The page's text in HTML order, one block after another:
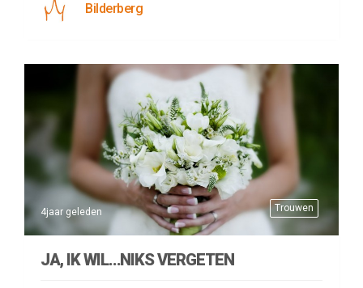
Bilderberg
Trouwen
4jaar geleden
JA, IK WIL…NIKS VERGETEN